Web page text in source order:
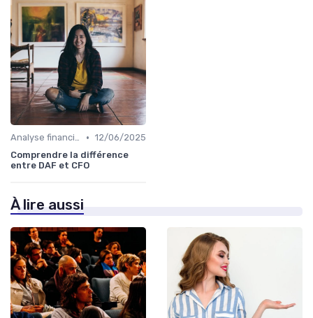
Analyse financière • 12/06/2025
Comprendre la différence
entre DAF et CFO
À lire aussi